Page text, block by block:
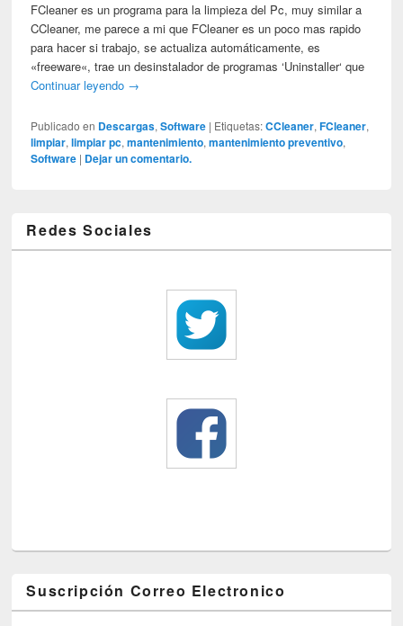
FCleaner es un programa para la limpieza del Pc, muy similar a
CCleaner, me parece a mi que FCleaner es un poco mas rapido
para hacer si trabajo, se actualiza automáticamente, es
«freeware«, trae un desinstalador de programas ‘Uninstaller‘ que
Continuar leyendo →
Publicado en Descargas,Software | Etiquetas: CCleaner,FCleaner,
limpiar,limpiar pc,mantenimiento,mantenimiento preventivo,
Software | Dejar un comentario.
Redes Sociales
Suscripción Correo Electronico